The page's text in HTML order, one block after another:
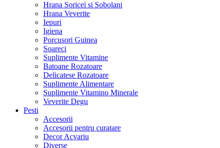
Hrana Soricei si Sobolani
Hrana Veverite
Iepuri
Igiena
Porcusori Guinea
Soareci
Suplimente Vitamine
Batoane Rozatoare
Delicatese Rozatoare
Suplimente Alimentare
Suplimente Vitamino Minerale
Veverite Degu
Pesti
Accesorii
Accesorii pentru curatare
Decor Acvariu
Diverse